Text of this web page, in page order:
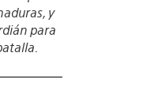
y
para